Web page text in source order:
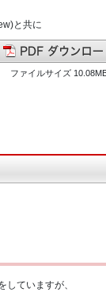
と共に
ファイルサイズ
ていますが、